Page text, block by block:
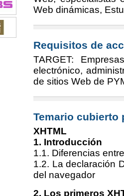
Web dinámicas,
Requisitos de
TARGET:
electrónico,
de sitios Web de
Temario cubierto
XHTML
1. Introducción
1.1. Diferencias
1.2. La declaración
del navegador
2. Los primeros